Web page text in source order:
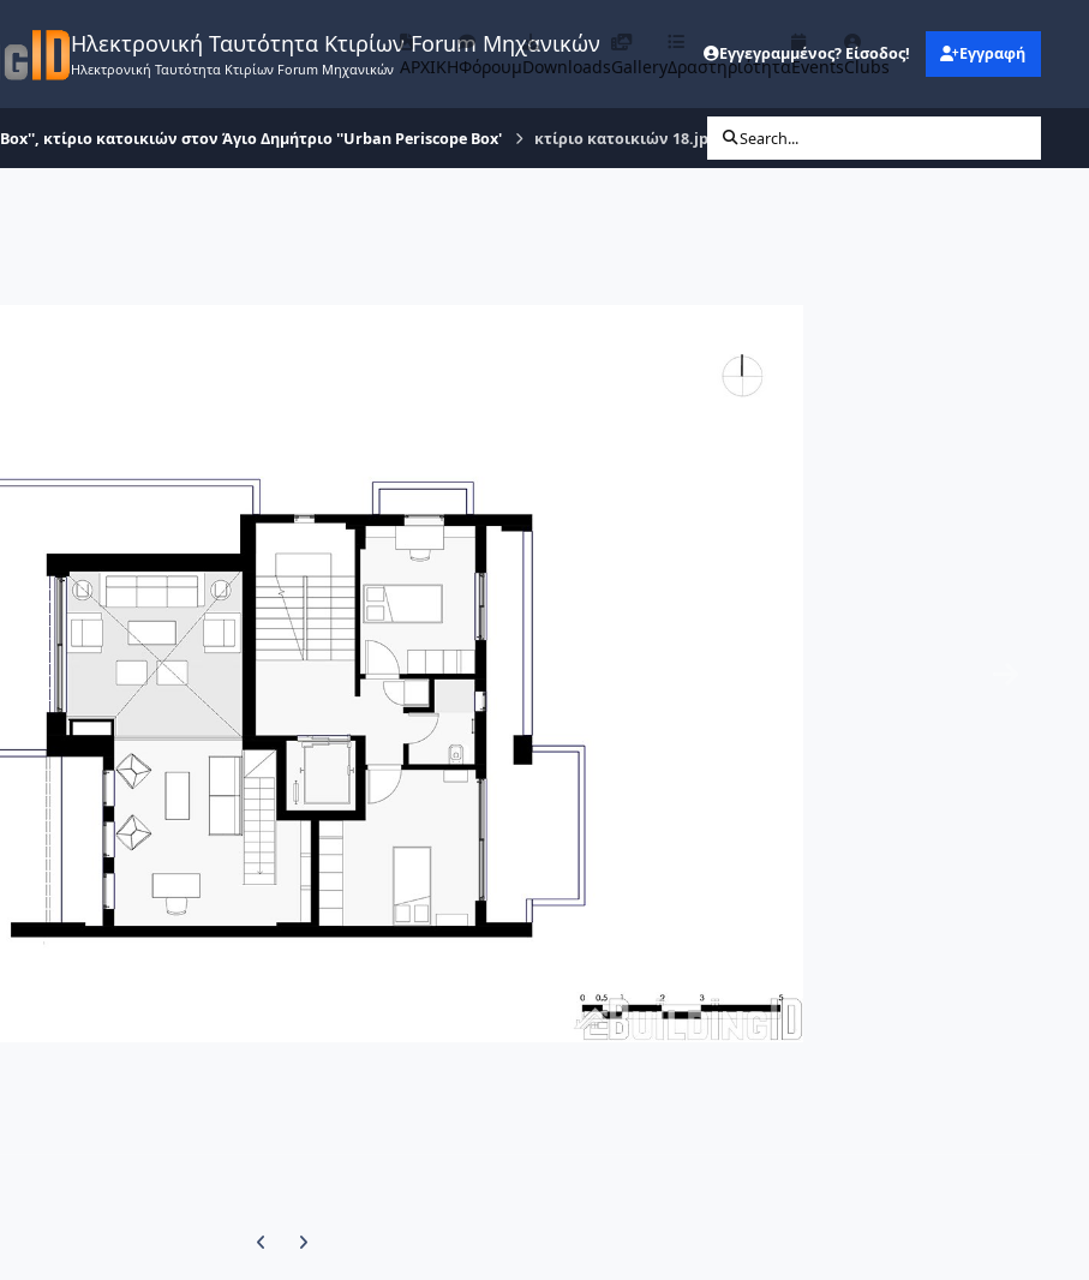
Ηλεκτρονική Ταυτότητα Κτιρίων Forum Μηχανικών
Ηλεκτρονική Ταυτότητα Κτιρίων Forum Μηχανικών ΑΡΧΙΚΗΦόρουμDownloadsGalleryΔραστηριότηταEventsClubs
Εγγεγραμμένος? Είσοδος! Εγγραφή
κτίριο κατοικιών στον Άγιο Δημήτριο ''Urban Periscope Box' κτίριο κατοικιών 18.jpg Search...
Previous carousel slide
Next carousel slide